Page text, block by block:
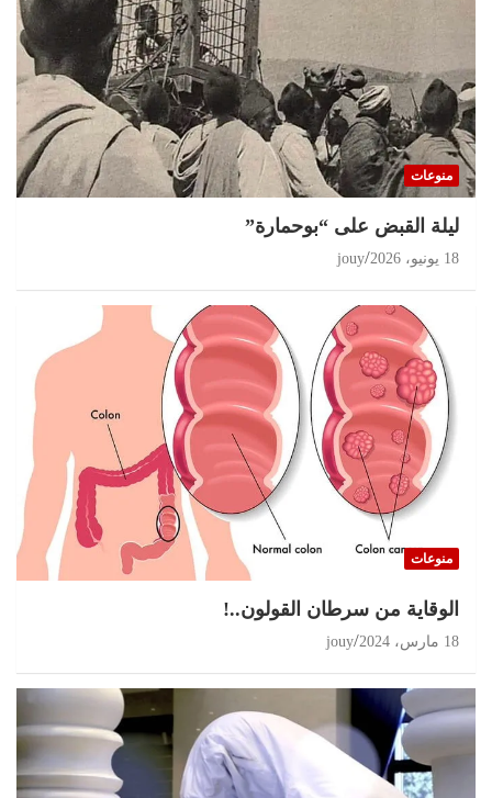
منوعات
ليلة القبض على “بوحمارة”
18 يونيو، 2026 jouy
منوعات
الوقاية من سرطان القولون..!
18 مارس، 2024 jouy